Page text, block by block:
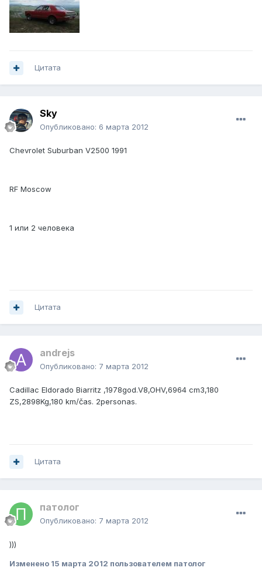
Цитата
Sky
Опубликовано: 6 марта 2012
Chevrolet Suburban V2500 1991
RF Moscow
1 или 2 человека
Цитата
andrejs
Опубликовано: 7 марта 2012
Cadillac Eldorado Biarritz ,1978god.V8,OHV,6964 cm3,180
ZS,2898Kg,180 km/čas. 2personas.
Цитата
патолог
Опубликовано: 7 марта 2012
)))
Изменено 15 марта 2012 пользователем патолог